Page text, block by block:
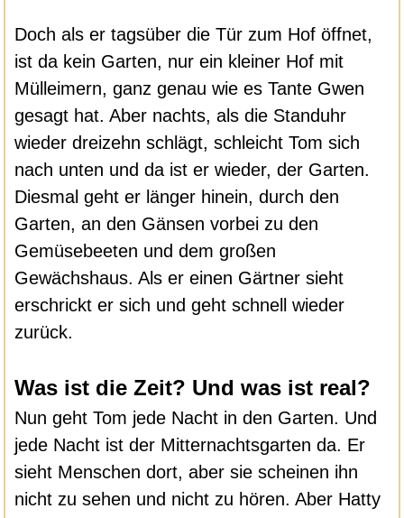
Doch als er tagsüber die Tür zum Hof öffnet,
ist da kein Garten, nur ein kleiner Hof mit
Mülleimern, ganz genau wie es Tante Gwen
gesagt hat. Aber nachts, als die Standuhr
wieder dreizehn schlägt, schleicht Tom sich
nach unten und da ist er wieder, der Garten.
Diesmal geht er länger hinein, durch den
Garten, an den Gänsen vorbei zu den
Gemüsebeeten und dem großen
Gewächshaus. Als er einen Gärtner sieht
erschrickt er sich und geht schnell wieder
zurück.
Was ist die Zeit? Und was ist real?
Nun geht Tom jede Nacht in den Garten. Und
jede Nacht ist der Mitternachtsgarten da. Er
sieht Menschen dort, aber sie scheinen ihn
nicht zu sehen und nicht zu hören. Aber Hatty